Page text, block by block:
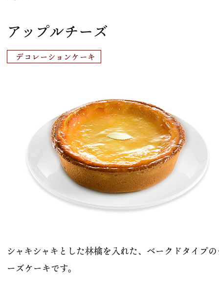
アップルチーズ
デコレーションケーキ
シャキシャキとした林檎を入れた、ベークドタイプ
ーズケーキです。